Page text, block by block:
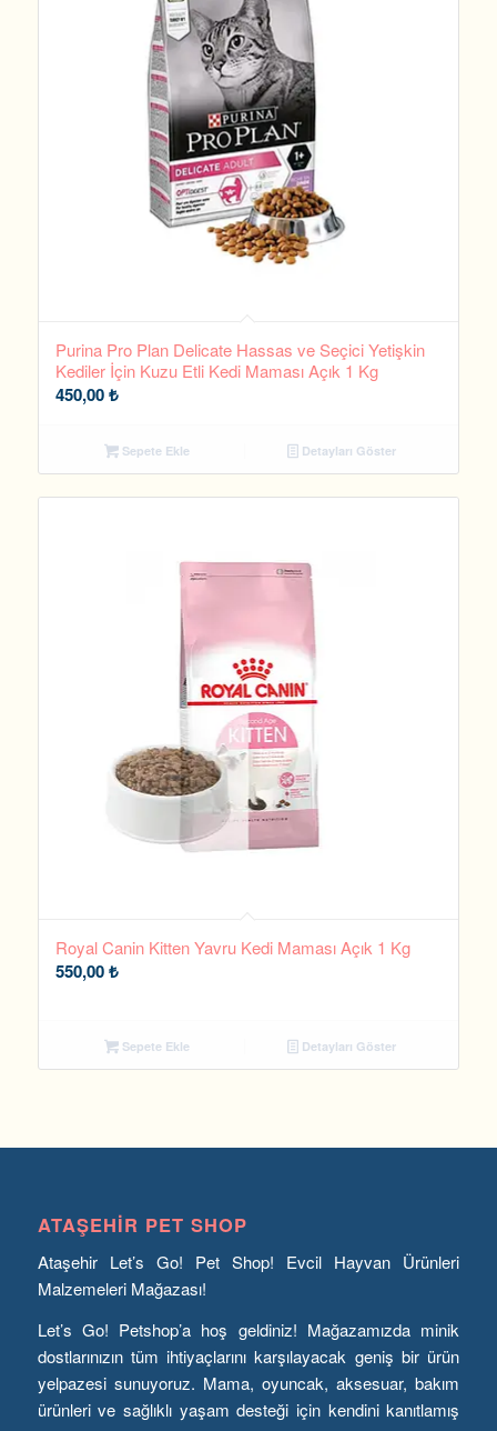
Purina Pro Plan Delicate Hassas ve Seçici Yetişkin
Kediler İçin Kuzu Etli Kedi Maması Açık 1 Kg
450,00₺
Sepete Ekle Detayları Göster
Royal Canin Kitten Yavru Kedi Maması Açık 1 Kg
550,00₺
Sepete Ekle Detayları Göster
ATAŞEHIR PET SHOP
Ataşehir Let’s Go! Pet Shop! Evcil Hayvan Ürünleri
Malzemeleri Mağazası!
Let’s Go! Petshop’a hoş geldiniz! Mağazamızda minik
dostlarınızın tüm ihtiyaçlarını karşılayacak geniş bir ürün
yelpazesi sunuyoruz. Mama, oyuncak, aksesuar, bakım
ürünleri ve sağlıklı yaşam desteği için kendini kanıtlamış